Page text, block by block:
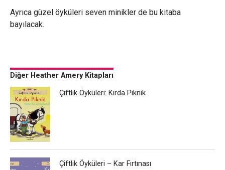
Ayrıca güzel öyküleri seven minikler de bu kitaba
bayılacak.
Diğer Heather Amery Kitapları
Çiftlik Öyküleri: Kırda Piknik
Çiftlik Öyküleri – Kar Fırtınası